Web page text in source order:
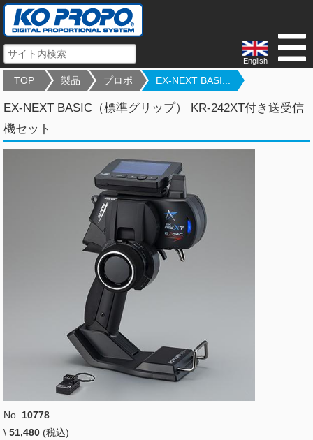
English
TOP 製品 プロポ EX-NEXT BASI...
EX-NEXT BASIC（標準グリップ） KR-242XT付き送受信
機セット
No. 10778
\ 51,480 (税込)